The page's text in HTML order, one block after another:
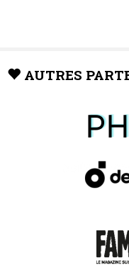
AUTRES